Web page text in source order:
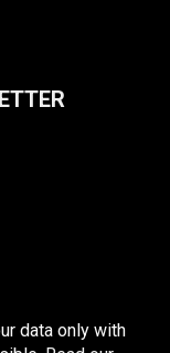
data only with